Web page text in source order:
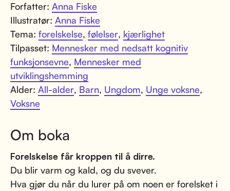
Forfatter: Anna Fiske
Illustratør: Anna Fiske
Tema: forelskelse, følelser, kjærlighet
Tilpasset: Mennesker med nedsatt kognitiv
funksjonsevne, Mennesker med
utviklingshemming
Alder: All-alder, Barn, Ungdom, Unge voksne,
Voksne
Om boka
Forelskelse får kroppen til å dirre.
Du blir varm og kald, og du svever.
Hva gjør du når du lurer på om noen er forelsket i